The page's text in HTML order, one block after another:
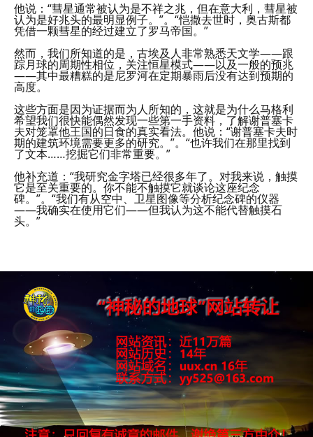
他说：“彗星通常被认为是不祥之兆，但在意大利，彗星被
认为是好兆头的最明显例子。”。“恺撒去世时，奥古斯都
凭借一颗彗星的经过建立了罗马帝国。”
然而，我们所知道的是，古埃及人非常熟悉天文学——跟
踪月球的周期性相位，关注恒星模式——以及一般的预兆
——其中最糟糕的是尼罗河在定期暴雨后没有达到预期的
高度。
这些方面是因为证据而为人所知的，这就是为什么马格利
希望我们很快能偶然发现一些第一手资料，了解谢普塞卡
夫对笼罩他王国的日食的真实看法。他说：“谢普塞卡夫时
期的建筑环境需要更多的研究。”。“也许我们在那里找到
了文本……挖掘它们非常重要。”
他补充道：“我研究金字塔已经很多年了。对我来说，触摸
它是至关重要的。你不能不触摸它就谈论这座纪念
碑。”。“我们有从空中、卫星图像等分析纪念碑的仪器
——我确实在使用它们——但我认为这不能代替触摸石
头。”